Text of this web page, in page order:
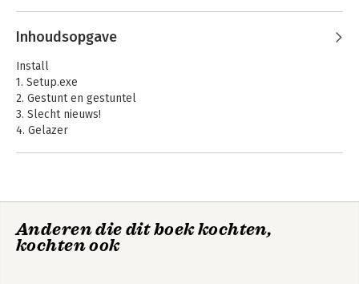
Andere boeken door Rolf Mulder
de leiding neem
de leiding neem
Inhoudsopgave
Install
1. Setup.exe
2. Gestunt en gestuntel
3. Slecht nieuws!
4. Gelazer
8. Kopstoten
Anderen die dit boek kochten,
kochten ook